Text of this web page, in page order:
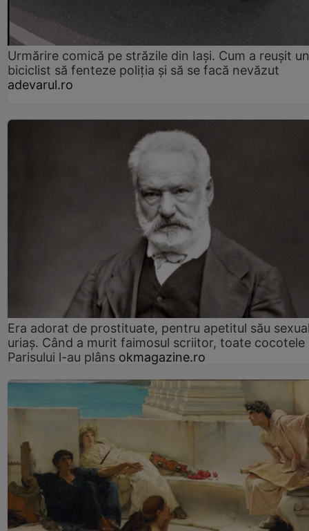
Urmărire comică pe străzile din Iași. Cum a reușit un
biciclist să fenteze poliția și să se facă nevăzut
adevarul.ro
Era adorat de prostituate, pentru apetitul său
uriaș. Când a murit faimosul scriitor, toate cocotele
Parisului l-au plâns okmagazine.ro